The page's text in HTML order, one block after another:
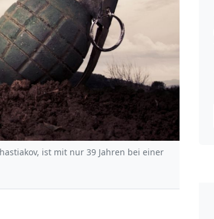
ist mit nur 39 Jahren bei einer